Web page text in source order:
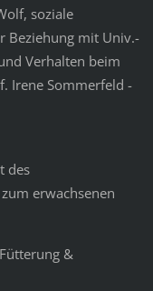
soziale
Beziehung mit Univ.-
Verhalten beim
Irene Sommerfeld -
des
erwachsenen
&